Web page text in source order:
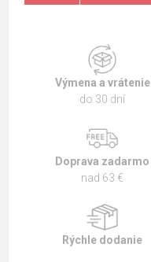
Výmena a vrátenie
do 30 dní
Doprava zadarmo
nad 63 €
Rýchle dodanie